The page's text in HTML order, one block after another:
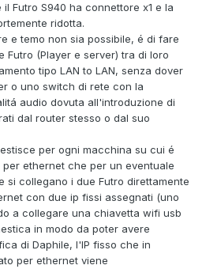
Futro S940 ha connettore x1 e la
ridotta.
e temo non sia possibile, é di fare
Futro (Player e server) tra di loro
tipo LAN to LAN, senza dover
o uno switch di rete con la
audio dovuta all'introduzione di
dal router stesso o dal suo
per ogni macchina su cui é
ethernet che per un eventuale
si collegano i due Futro direttamente
con due ip fissi assegnati (uno
a collegare una chiavetta wifi usb
in modo da poter avere
di Daphile, l'IP fisso che in
per ethernet viene